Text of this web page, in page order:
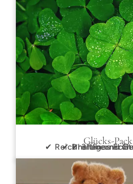
Glücks-
✔ 3
✔ Reichhaltiges
✔ Drehen und